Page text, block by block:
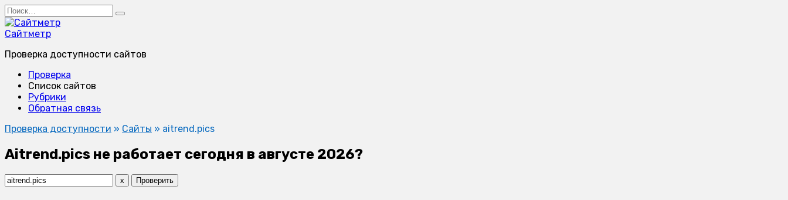
Перейти
к
содержанию
Search
for:
Сайтметр
Проверка доступности сайтов
Проверка
Список сайтов
Рубрики
Обратная связь
Проверка доступности » Сайты » aitrend.pics
Aitrend.pics не работает сегодня в августе 2026?
x Проверить